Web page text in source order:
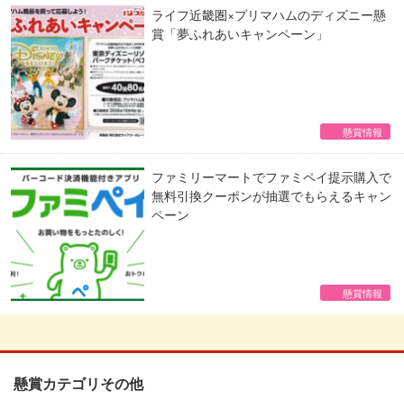
ライフ近畿圏×プリマハムのディズニー懸
賞「夢ふれあいキャンペーン」
懸賞情報
ファミリーマートでファミペイ提示購入で
無料引換クーポンが抽選でもらえるキャン
ペーン
懸賞情報
懸賞カテゴリその他